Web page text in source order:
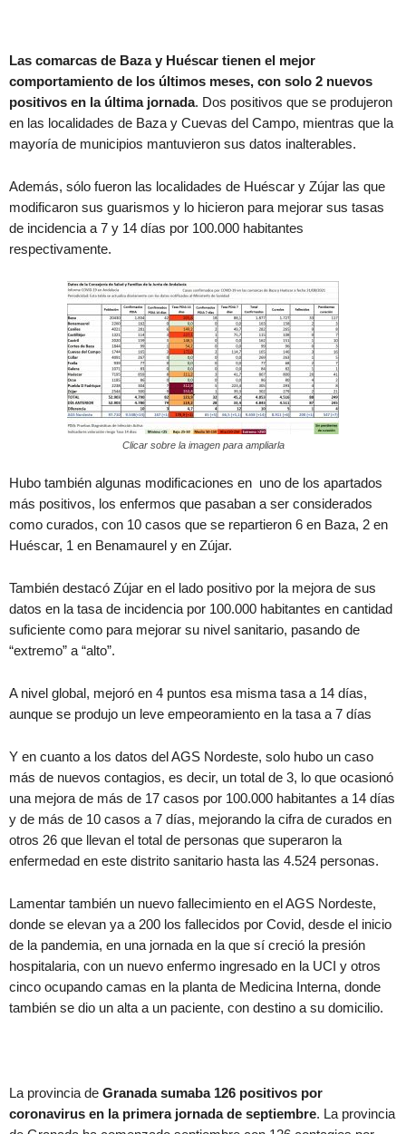
Las comarcas de Baza y Huéscar tienen el mejor
comportamiento de los últimos meses, con solo 2 nuevos
positivos en la última jornada. Dos positivos que se produjeron
en las localidades de Baza y Cuevas del Campo, mientras que la
mayoría de municipios mantuvieron sus datos inalterables.
Además, sólo fueron las localidades de Huéscar y Zújar las que
modificaron sus guarismos y lo hicieron para mejorar sus tasas
de incidencia a 7 y 14 días por 100.000 habitantes
respectivamente.
Clicar sobre la imagen para ampliarla
Hubo también algunas modificaciones en uno de los apartados
más positivos, los enfermos que pasaban a ser considerados
como curados, con 10 casos que se repartieron 6 en Baza, 2 en
Huéscar, 1 en Benamaurel y en Zújar.
También destacó Zújar en el lado positivo por la mejora de sus
datos en la tasa de incidencia por 100.000 habitantes en cantidad
suficiente como para mejorar su nivel sanitario, pasando de
“extremo” a “alto”.
A nivel global, mejoró en 4 puntos esa misma tasa a 14 días,
aunque se produjo un leve empeoramiento en la tasa a 7 días
Y en cuanto a los datos del AGS Nordeste, solo hubo un caso
más de nuevos contagios, es decir, un total de 3, lo que ocasionó
una mejora de más de 17 casos por 100.000 habitantes a 14 días
y de más de 10 casos a 7 días, mejorando la cifra de curados en
otros 26 que llevan el total de personas que superaron la
enfermedad en este distrito sanitario hasta las 4.524 personas.
Lamentar también un nuevo fallecimiento en el AGS Nordeste,
donde se elevan ya a 200 los fallecidos por Covid, desde el inicio
de la pandemia, en una jornada en la que sí creció la presión
hospitalaria, con un nuevo enfermo ingresado en la UCI y otros
cinco ocupando camas en la planta de Medicina Interna, donde
también se dio un alta a un paciente, con destino a su domicilio.
La provincia de Granada sumaba 126 positivos por
coronavirus en la primera jornada de septiembre. La provincia